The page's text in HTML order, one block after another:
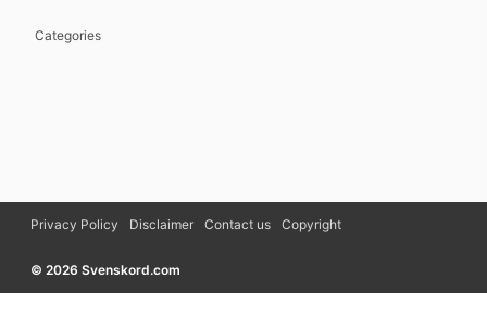
Categories
Privacy Policy Disclaimer Contact us Copyright
© 2026 Svenskord.com